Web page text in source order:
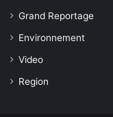
Grand Reportage
Environnement
Video
Region